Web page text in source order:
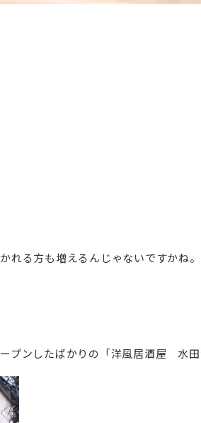
れる方も増えるんじゃないですかね。
プンしたばかりの「洋風居酒屋 水田